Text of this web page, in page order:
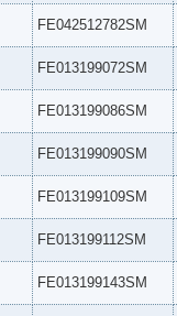
FE042512782SM
FE013199072SM
FE013199086SM
FE013199090SM
FE013199109SM
FE013199112SM
FE013199143SM